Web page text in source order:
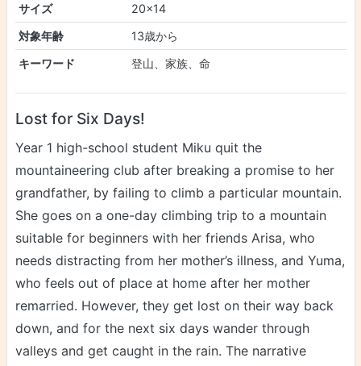
サイズ
20×14
対象年齢
13歳から
キーワード
登山、家族、命
Lost for Six Days!
Year 1 high-school student Miku quit the
mountaineering club after breaking a promise to her
grandfather, by failing to climb a particular mountain.
She goes on a one-day climbing trip to a mountain
suitable for beginners with her friends Arisa, who
needs distracting from her mother’s illness, and Yuma,
who feels out of place at home after her mother
remarried. However, they get lost on their way back
down, and for the next six days wander through
valleys and get caught in the rain. The narrative